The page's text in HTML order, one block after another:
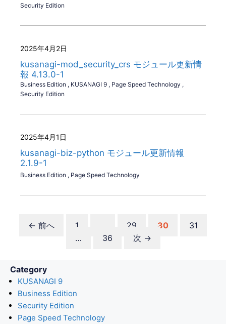
Security Edition
2025年4月2日
kusanagi-mod_security_crs モジュール更新情
報 4.13.0-1
Business Edition , KUSANAGI 9 , Page Speed Technology ,
Security Edition
2025年4月1日
kusanagi-biz-python モジュール更新情報
2.1.9-1
Business Edition , Page Speed Technology
← 前へ
ペ
1
ペ
ー
29
ペ
30
ペ
31
…
ペ
36 次 →
Category
KUSANAGI 9
Business Edition
Security Edition
Page Speed Technology